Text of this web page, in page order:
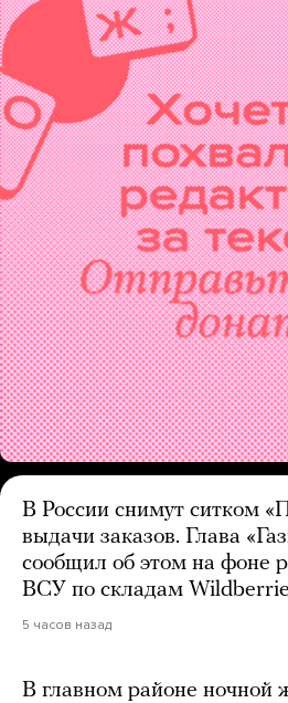
В России снимут ситком
выдачи заказов. Глава
сообщил об этом на фоне
ВСУ по складам
5 часов назад
В главном районе ночной